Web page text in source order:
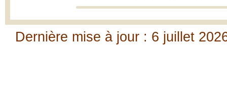
Dernière mise à jour : 6 juillet